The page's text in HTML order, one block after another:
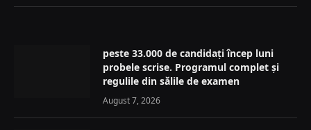
peste 33.000 de candidați încep luni
probele scrise. Programul complet și
regulile din sălile de examen
August 7, 2026